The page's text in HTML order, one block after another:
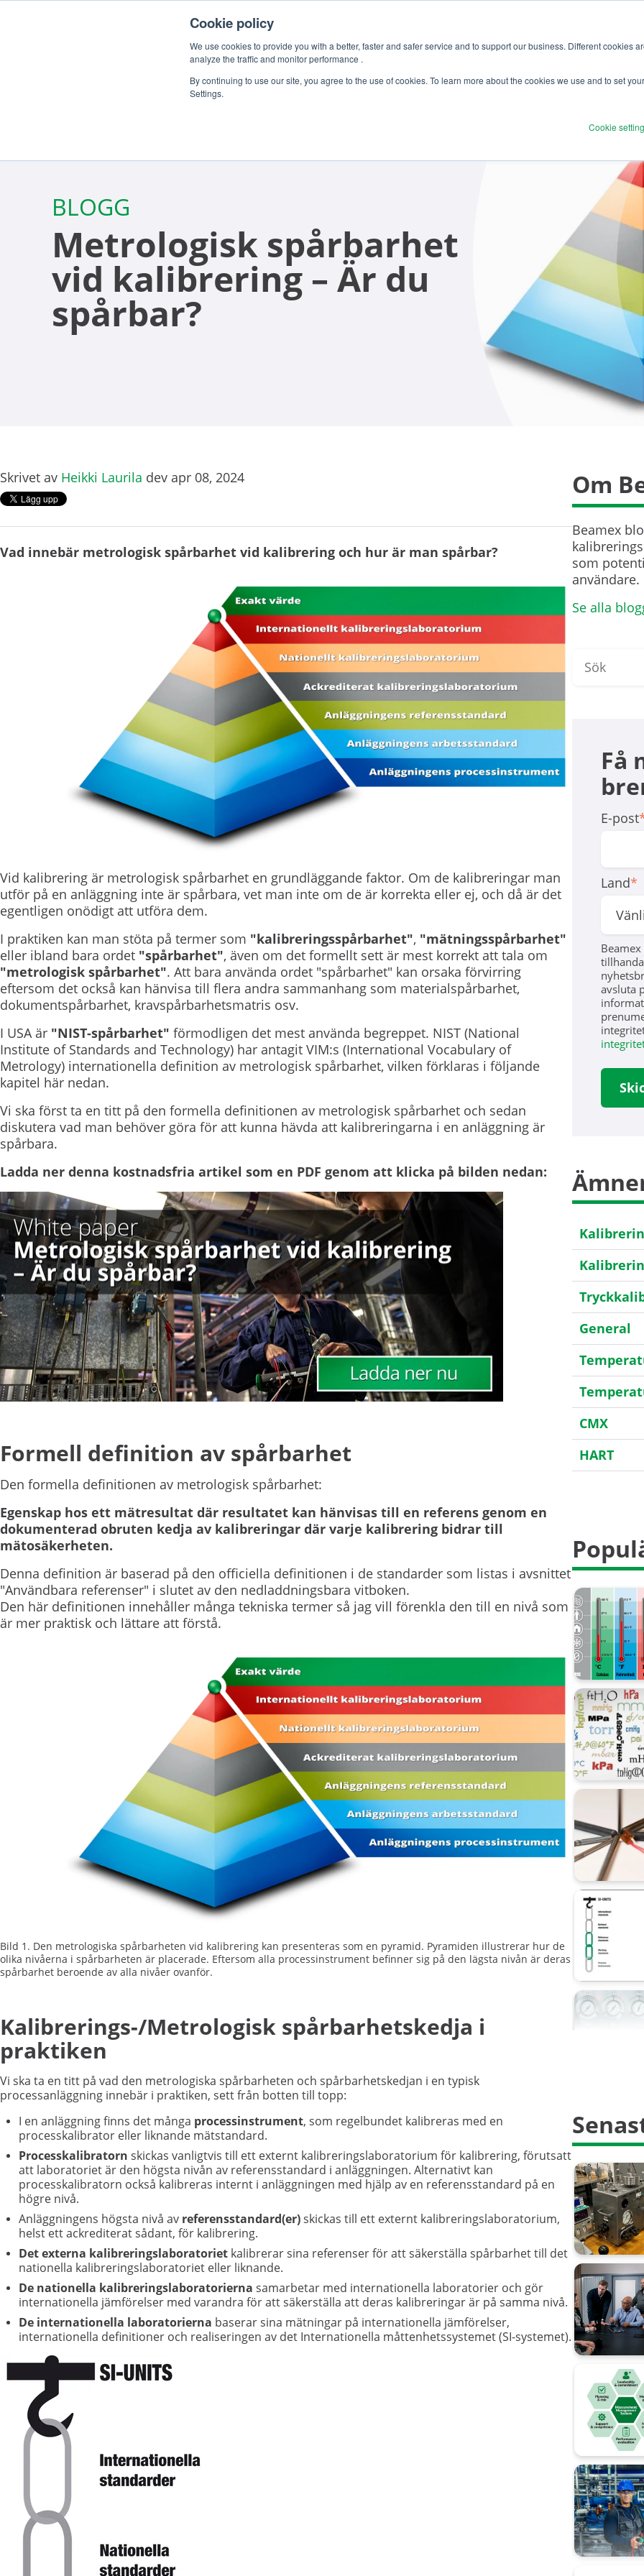
Cookie policy
We use cookies to provide you with a better, faster and safer service and to support our business. Different cookies
analyze the traffic and monitor performance .
By continuing to use our site, you agree to the use of cookies. To learn more about the cookies we use and to set
Settings.
Cookie
BLOGG
Metrologisk spårbarhet
vid kalibrering – Är du
spårbar?
Skrivet av Heikki Laurila dev apr 08, 2024
Vad innebär metrologisk spårbarhet vid kalibrering och hur är man spårbar?
Vid kalibrering är metrologisk spårbarhet en grundläggande faktor. Om de kalibreringar man
utför på en anläggning inte är spårbara, vet man inte om de är korrekta eller ej, och då är det
egentligen onödigt att utföra dem.
I praktiken kan man stöta på termer som "kalibreringsspårbarhet", "mätningsspårbarhet"
eller ibland bara ordet "spårbarhet", även om det formellt sett är mest korrekt att tala om
"metrologisk spårbarhet". Att bara använda ordet "spårbarhet" kan orsaka förvirring
eftersom det också kan hänvisa till flera andra sammanhang som materialspårbarhet,
dokumentspårbarhet, kravspårbarhetsmatris osv.
I USA är "NIST-spårbarhet" förmodligen det mest använda begreppet. NIST (National
Institute of Standards and Technology) har antagit VIM:s (International Vocabulary of
Metrology) internationella definition av metrologisk spårbarhet, vilken förklaras i följande
kapitel här nedan.
Vi ska först ta en titt på den formella definitionen av metrologisk spårbarhet och sedan
diskutera vad man behöver göra för att kunna hävda att kalibreringarna i en anläggning är
spårbara.
Ladda ner denna kostnadsfria artikel som en PDF genom att klicka på bilden nedan:
Formell definition av spårbarhet
Den formella definitionen av metrologisk spårbarhet:
Egenskap hos ett mätresultat där resultatet kan hänvisas till en referens genom en
dokumenterad obruten kedja av kalibreringar där varje kalibrering bidrar till
mätosäkerheten.
Denna definition är baserad på den officiella definitionen i de standarder som listas i avsnittet
"Användbara referenser" i slutet av den nedladdningsbara vitboken.
Den här definitionen innehåller många tekniska termer så jag vill förenkla den till en nivå som
är mer praktisk och lättare att förstå.
Bild 1. Den metrologiska spårbarheten vid kalibrering kan presenteras som en pyramid. Pyramiden illustrerar hur de
olika nivåerna i spårbarheten är placerade. Eftersom alla processinstrument befinner sig på den lägsta nivån är deras
spårbarhet beroende av alla nivåer ovanför.
Kalibrerings-/Metrologisk spårbarhetskedja i
praktiken
Vi ska ta en titt på vad den metrologiska spårbarheten och spårbarhetskedjan i en typisk
processanläggning innebär i praktiken, sett från botten till topp:
I en anläggning finns det många processinstrument, som regelbundet kalibreras med en
processkalibrator eller liknande mätstandard.
Processkalibratorn skickas vanligtvis till ett externt kalibreringslaboratorium för kalibrering, förutsatt
att laboratoriet är den högsta nivån av referensstandard i anläggningen. Alternativt kan
processkalibratorn också kalibreras internt i anläggningen med hjälp av en referensstandard på en
högre nivå.
Anläggningens högsta nivå av referensstandard(er)skickas till ett externt kalibreringslaboratorium,
helst ett ackrediterat sådant, för kalibrering.
Det externa kalibreringslaboratorietkalibrerar sina referenser för att säkerställa spårbarhet till det
nationella kalibreringslaboratoriet eller liknande.
De nationella kalibreringslaboratorierna samarbetar med internationella laboratorier och gör
internationella jämförelser med varandra för att säkerställa att deras kalibreringar är på samma nivå.
De internationella laboratorierna baserar sina mätningar på internationella jämförelser,
internationella definitioner och realiseringen av det Internationella måttenhetssystemet (SI-systemet).
Om
Beamex
som
användare.
Se alla
Få
E-post
Land*
avsluta
General
CMX
HART